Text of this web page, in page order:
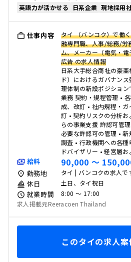
英語力が活かせる 日系企業 現地採用
仕事内容
タイ （バンコク）で働
融専門職、人事/総務/労
ム、メーカー（電気・
広告 の求人情報
日系大手総合商社の豪
ド）におけるガバナン
理体制の新設ポジショ
業務 契約・規程管理 •
成、改訂 • 社内規程・
訂 • 契約リスクの分析
らの事業支援 許認可管
必要な許認可の管理 •
調査 • 行政機関への各
ドバイザリー • 経営層
給料 90,000 〜
勤務地 タイ | バンコクの求人で
休日 土日、タイ祝日
就業時間
8:00 〜 17:00
求人掲載元Reeracoen Thailand
このタイの求人案